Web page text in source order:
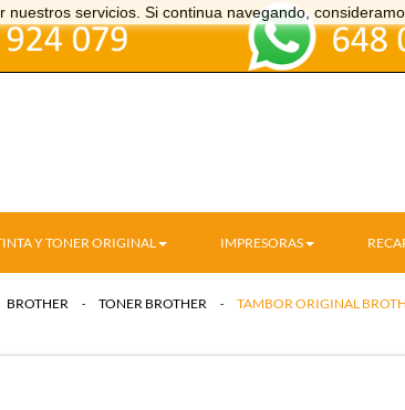
servicios. Si continua navegando,
Y TONER ORIGINAL IMPRESORAS
BROTHER > TONER BROTHER > TAMBOR ORIGINAL